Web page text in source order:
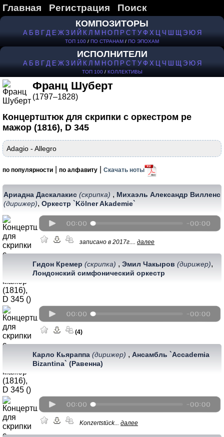
Главная Регистрация Поиск
КОМПОЗИТОРЫ
А Б В Г Д Е Ж З И Й К Л М Н О П Р С Т У Ф Х Ц Ч Ш Щ Э Ю Я
ТОП 100 / ПО СТРАНАМ / ПО ЭПОХАМ
ИСПОЛНИТЕЛИ
А Б В Г Д Е Ж З И Й К Л М Н О П Р С Т У Ф Х Ц Ч Ш Щ Э Ю Я
ТОП 100/ КОЛЛЕКТИВЫ
Франц Шуберт
(1797–1828)
Концертштюк для скрипки с оркестром ре
мажор (1816), D 345
Adagio - Allegro
по популярности по алфавиту Скачать ноты
Ариадна Даскалакис (скрипка) , Михаэль Александр Вилленс
(дирижер), Оркестр `Kölner Akademie`
записано в 2017г.... далее
Гидон Кремер (скрипка) , Эмил Чакыров (дирижер),
Лондонский симфонический оркестр
(4)
Карло Кьяраппа (дирижер) , Ансамбль `Accademia
Bizantina` (Равенна)
Konzertstück... далее